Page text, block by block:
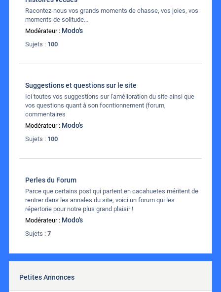
Racontez-nous vos grands moments de chasse, vos joies, vos
moments de solitude...
Modérateur : Modo's
Sujets : 100
Suggestions et questions sur le site
Ici toutes vos suggestions sur l'amélioration du site ainsi que
vos questions quant à son focntionnement (forum,
commentaires
Modérateur : Modo's
Sujets : 100
Perles du Forum
Parce que certains post qui partent en cacahuetes méritent de
rentrer dans les annales du site, voici un forum qui les
répertorie pour notre plus grand plaisir !
Modérateur : Modo's
Sujets : 7
Petites Annonces